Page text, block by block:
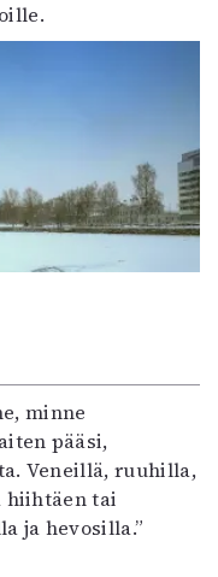
minne
pääsi,
Veneillä, ruuhilla,
tai
ja hevosilla.”